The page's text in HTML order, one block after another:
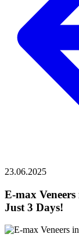
23.06.2025
E-max
Just 3 Days!